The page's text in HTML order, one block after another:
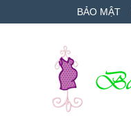
to
to
qua
BẢO MẬT